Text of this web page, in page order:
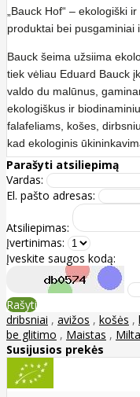
„Bauck Hof“ – ekologiški
produktai bei pusgaminiai
Bauck šeima užsiima
tiek vėliau Eduard Bauck
valdo du malūnus,
ekologiškus ir
falafeliams, košes,
kad ekologinis
Parašyti atsiliepimą
Vardas:
El. pašto adresas:
Atsiliepimas:
Įvertinimas:
Įveskite saugos kodą:
Rašyti
dribsniai , avižos , košės ,
be glitimo , Maistas ,
Susijusios prekės